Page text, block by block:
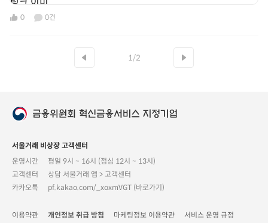
0 0건
1/2
서울거래 비상장 고객센터
운영시간
평일 9시 ~ 16시 (점심 12시 ~ 13시)
고객센터
상담 서울거래 앱 > 고객센터
카카오톡
pf.kakao.com/_xoxmVGT (바로가기)
이용약관 개인정보 취급 방침 마케팅정보 이용약관 서비스 운영 규정